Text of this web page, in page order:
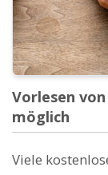
Vorlesen
möglich
Viele